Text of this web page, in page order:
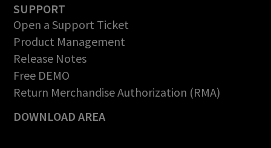
SUPPORT
Open a Support Ticket
Product Management
Release Notes
Free DEMO
Return Merchandise Authorization (RMA)
DOWNLOAD AREA